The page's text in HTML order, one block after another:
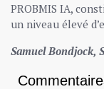
PROBMIS IA,
un niveau élevé
Samuel Bondjock,